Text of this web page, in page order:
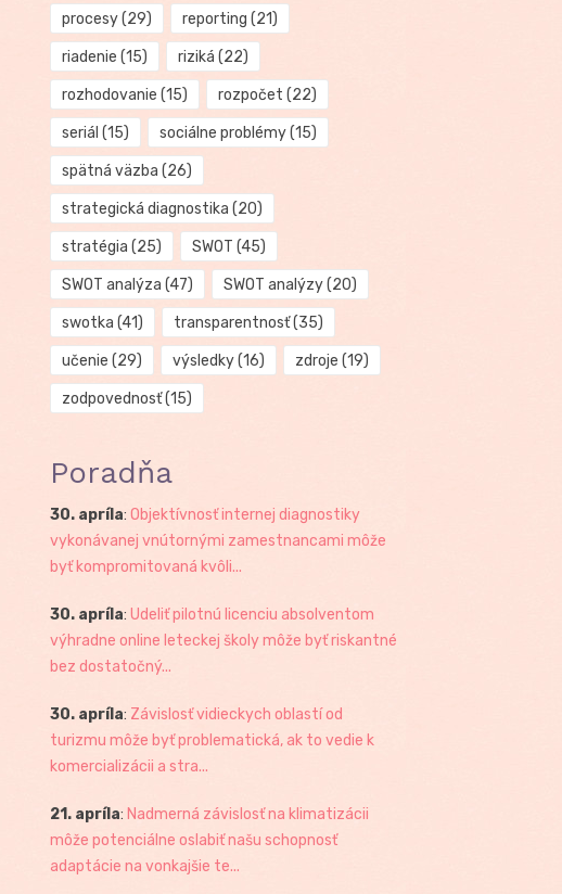
procesy(29) reporting (21)
riadenie (15) riziká (22)
rozhodovanie (15) rozpočet (22)
seriál (15) sociálne problémy(15)
spätná väzba (26)
strategická diagnostika (20)
stratégia (25) SWOT (45)
SWOT analýza (47) SWOT analýzy(20)
swotka (41) transparentnosť(35)
učenie (29) výsledky(16) zdroje (19)
zodpovednosť(15)
Poradňa
30. apríla: Objektívnosť internej diagnostiky
vykonávanej vnútornými zamestnancami môže
byť kompromitovaná kvôli...
30. apríla: Udeliť pilotnú licenciu absolventom
výhradne online leteckej školy môže byť riskantné
bez dostatočný...
30. apríla: Závislosť vidieckych oblastí od
turizmu môže byť problematická, ak to vedie k
komercializácii a stra...
21. apríla: Nadmerná závislosť na klimatizácii
môže potenciálne oslabiť našu schopnosť
adaptácie na vonkajšie te...